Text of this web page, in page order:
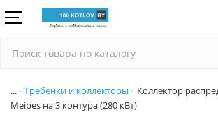
... Гребенки и коллекторы
Коллектор
Meibes на 3 контура (280 кВт)